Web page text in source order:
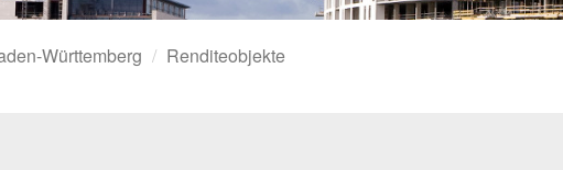
Württemberg Renditeobjekte